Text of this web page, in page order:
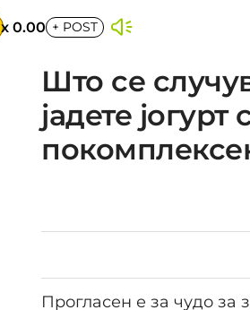
x 0.00 + POST
Што се
јадете
Прогласен е за чудо за